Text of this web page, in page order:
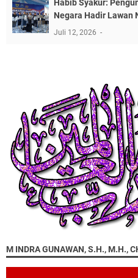
​Habib Syakur:
Negara Hadir Lawan
Juli 12, 2026
M INDRA GUNAWAN, S.H., M.H.,